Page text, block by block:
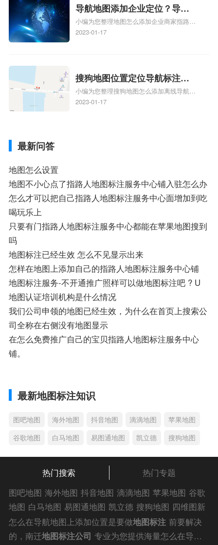
服务中心位置、抖音突然不显示定位了相关
地图标注知识，详情可查看下方正文！
导航地图添加企业定位？导航
定位企业？
小编为您整理地图怎么添加企业商家指路人
地图标注服务中心铺名称、地图怎么添加企
添加企业、地图如何添加企业相关地图标注
知识，详情可查看下方正文！
2023-01-17
搜狗地图位置定位导航标注？
搜狗地图位置定位,导航,标注？
小编为您整理搜狗地图怎么添加离线导航搜
狗地图离线导航怎么用、搜狗地图导航卫星
2023-01-17
最新问答
地图怎么设置
地图不小心点了指路人地图标注服务中心铺入驻怎么办
怎么才可以把自己指路人地图标注服务中心面增加到吃
喝玩乐上
只要有门指路人地图标注服务中心都能在苹果地图搜到
吗
地图标注已经生效 怎么不见显示出来
怎样在地图上添加自己的指路人地图标注服务中心铺
地图标注服务-不开通推广照样可以做地图标注吧 ? U
地图认证培训机构是什么情况
我们公司申领的地图已经生效，为什么在首页上搜索公
司全称在右侧没有地图显示
在怎么免费推广自己的宝贝指路人地图标注服务中心
铺。
最新地图标注知识
图吧地图 海外地图 抖音地图 滴滴地图
苹果地图
谷歌地图
白马地图 易图通地图 凯立德 搜狗地图
热门搜索
热门专题
图吧地图 海外地图 抖音地图 滴滴地图 苹果地图 谷歌
地图 白马地图 易图通地图 凯立德 搜狗地图 四维图新
地图 车载地图 导航地图 手机地图 搜搜地图 好搜地图
老虎地图 电子地图 卫星地图 美团地图 大众点评地图
怎么在导航地图上添加位置是要做地图标注 前要解决
的，南迁地图标注公司 专业为您提供海量怎么在导航